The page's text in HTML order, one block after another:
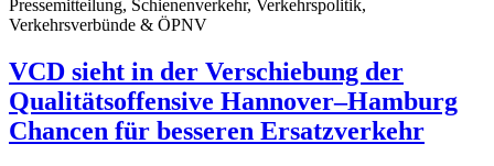
Pressemitteilung, Schienenverkehr, Verkehrspolitik,
Verkehrsverbünde & ÖPNV
VCD sieht in der Verschiebung der
Qualitätsoffensive Hannover–Hamburg
Chancen für besseren Ersatzverkehr